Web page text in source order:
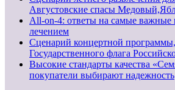
Августовские спасы
All-on-4: ответы на самые важные
лечением
Сценарий концертной
Государственного флага
Высокие стандарты качества
покупатели выбирают надежность